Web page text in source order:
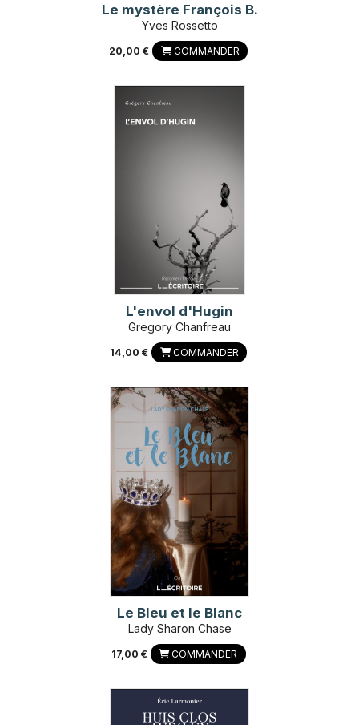
Le mystère François B.
Yves Rossetto
20,00 € COMMANDER
L'envol d'Hugin
Gregory Chanfreau
14,00 € COMMANDER
Le Bleu et le Blanc
Lady Sharon Chase
17,00 € COMMANDER